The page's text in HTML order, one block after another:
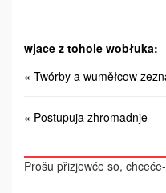
wjace z tohole wobłuka:
« Twórby a wuměłcow
« Postupuja zhromadnje
Prošu přizjewće so,